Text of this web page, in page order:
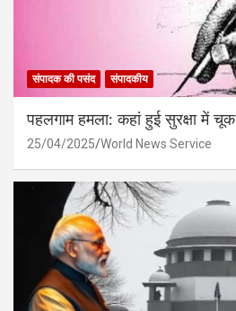
संपादक की पसंद संपादकीय
पहलगाम हमला: कहां हुई सुरक्षा में चूक
25/04/2025 World News Service